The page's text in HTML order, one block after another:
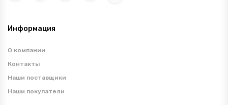
Информация
О компании
Контакты
Наши поставщики
Наши покупатели